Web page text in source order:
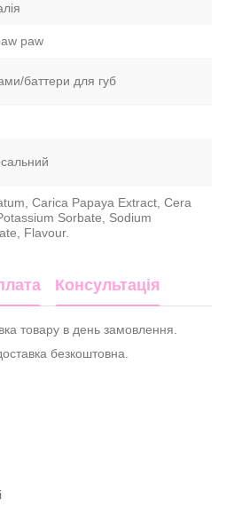
paw
баттери для губ
Carica Papaya Extract, Cera
Sorbate, Sodium
Flavour.
Консультація
товару в день замовлення.
безкоштовна.